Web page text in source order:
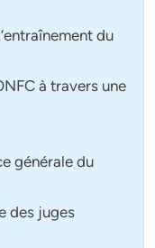
du
à travers une
générale du
des juges